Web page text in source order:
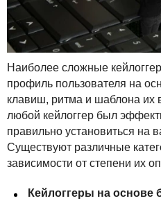
Наиболее сложные
профиль пользователя на
клавиш, ритма и шаблона их
любой кейлоггер был
правильно установиться на
Существуют различные
зависимости от степени их
Кейлоггеры на основе